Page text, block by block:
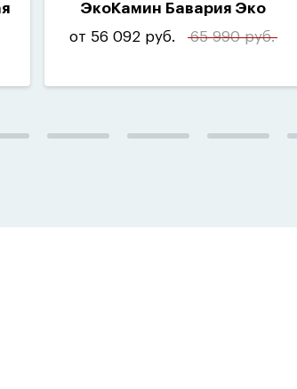
ЭкоКамин Бавария Эко
от 56 092 руб.
65 990 руб.